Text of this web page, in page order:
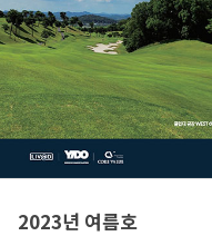
2023년 여름호